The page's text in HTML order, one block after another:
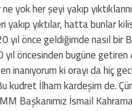
yok her şeyi yakıp
yakıp yıktılar, hatta bunlar
yıl önce geldiğimde nasıl bir
öncesinden bugüne getiren
inanıyorum ki orayı da hiç
kudret İlham kardeşim de.
Başkanımız İsmail